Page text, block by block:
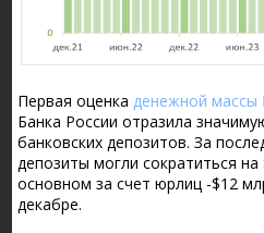
Первая оценкаденежной массы
Банка России отразила
банковских депозитов. За
депозиты могли сократиться
основном за счет юрлиц -$12
декабре.